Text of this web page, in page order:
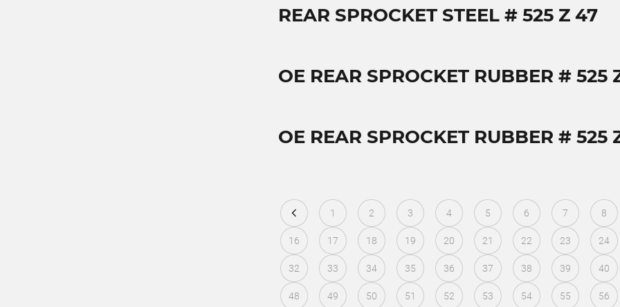
REAR SPROCKET STEEL # 525 Z 47
OE REAR SPROCKET RUBBER # 525
OE REAR SPROCKET RUBBER # 525
1 2 3 4 5 6 7 8
16 17 18 19 20 21 22 23 24
32 33 34 35 36 37 38 39 40
48 49 50 51 52 53 54 55 56